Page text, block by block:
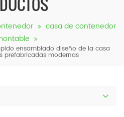
casa de contenedor
ensamblado diseño de la casa
prefabricadas modernas